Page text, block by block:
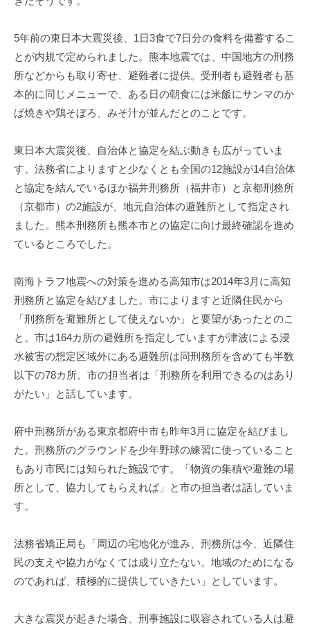
5年前の東日本大震災後、1日3食で7日分の食料を備蓄するこ
とが内規で定められました。熊本地震では、中国地方の刑務
所などからも取り寄せ、避難者に提供。受刑者も避難者も基
本的に同じメニューで、ある日の朝食には米飯にサンマのか
ば焼きや鶏そぼろ、みそ汁が並んだとのことです。
東日本大震災後、自治体と協定を結ぶ動きも広がっていま
す。法務省によりますと少なくとも全国の12施設が14自治体
と協定を結んでいるほか福井刑務所（福井市）と京都刑務所
（京都市）の2施設が、地元自治体の避難所として指定され
ました。熊本刑務所も熊本市との協定に向け最終確認を進め
ているところでした。
南海トラフ地震への対策を進める高知市は2014年3月に高知
刑務所と協定を結びました。市によりますと近隣住民から
「刑務所を避難所として使えないか」と要望があったとのこ
と。市は164カ所の避難所を指定していますが津波による浸
水被害の想定区域外にある避難所は同刑務所を含めても半数
以下の78カ所。市の担当者は「刑務所を利用できるのはあり
がたい」と話しています。
府中刑務所がある東京都府中市も昨年3月に協定を結びまし
た。刑務所のグラウンドを少年野球の練習に使っていること
もあり市民には知られた施設です。「物資の集積や避難の場
所として、協力してもらえれば」と市の担当者は話していま
す。
法務省矯正局も「周辺の宅地化が進み、刑務所は今、近隣住
民の支えや協力がなくては成り立たない。地域のためになる
のであれば、積極的に提供していきたい」としています。
大きな震災が起きた場合、刑事施設に収容されている人は避